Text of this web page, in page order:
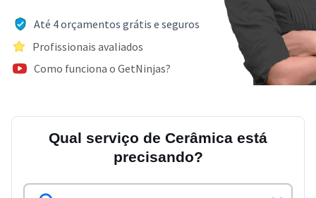
Até 4 orçamentos grátis e seguros
Profissionais avaliados
Como funciona o GetNinjas?
Qual serviço de Cerâmica está
precisando?